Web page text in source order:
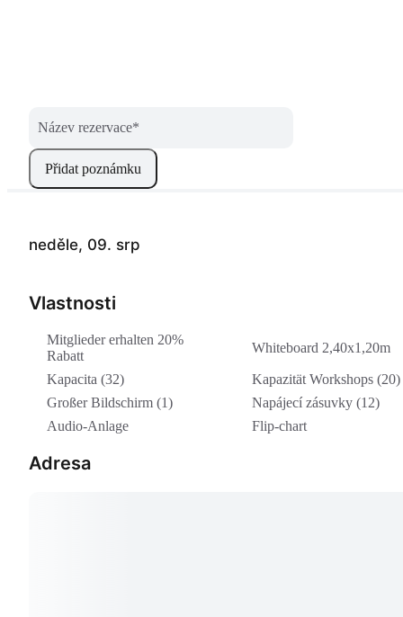
neděle, 09. srp
Vlastnosti
Mitglieder erhalten 20%
Rabatt
Whiteboard 2,40x1,20m
Kapacita (32)
Kapazität Workshops (20)
Großer Bildschirm (1)
Napájecí zásuvky (12)
Audio-Anlage
Flip-chart
Adresa
Název rezervace*
Přidat poznámku